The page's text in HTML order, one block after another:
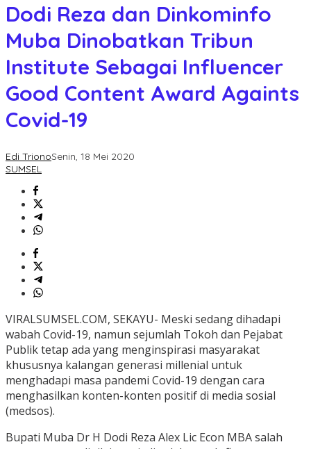
Dodi Reza dan Dinkominfo
Muba Dinobatkan Tribun
Institute Sebagai Influencer
Good Content Award Againts
Covid-19
Edi TrionoSenin, 18 Mei 2020
SUMSEL
VIRALSUMSEL.COM, SEKAYU- Meski sedang dihadapi
wabah Covid-19, namun sejumlah Tokoh dan Pejabat
Publik tetap ada yang menginspirasi masyarakat
khususnya kalangan generasi millenial untuk
menghadapi masa pandemi Covid-19 dengan cara
menghasilkan konten-konten positif di media sosial
(medsos).
Bupati Muba Dr H Dodi Reza Alex Lic Econ MBA salah